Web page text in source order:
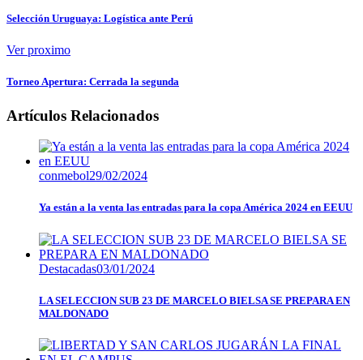
Selección Uruguaya: Logística ante Perú
Ver proximo
Torneo Apertura: Cerrada la segunda
Artículos Relacionados
conmebol29/02/2024
Ya están a la venta las entradas para la copa América 2024 en EEUU
Destacadas03/01/2024
LA SELECCION SUB 23 DE MARCELO BIELSA SE PREPARA EN
MALDONADO